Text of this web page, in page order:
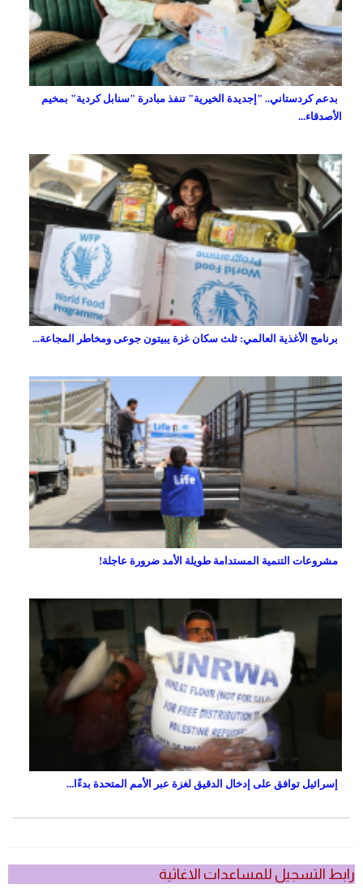
بدعم كردستاني.. "إجديدة الخيرية" تنفذ مبادرة "سنابل كردية" بمخيم
الأصدقاء...
برنامج الأغذية العالمي: ثلث سكان غزة يبيتون جوعى ومخاطر المجاعة...
مشروعات التنمية المستدامة طويلة الأمد ضرورة عاجلة!
إسرائيل توافق على إدخال الدقيق لغزة عبر الأمم المتحدة بدءًا...
رابط التسجيل للمساعدات الاغاثية